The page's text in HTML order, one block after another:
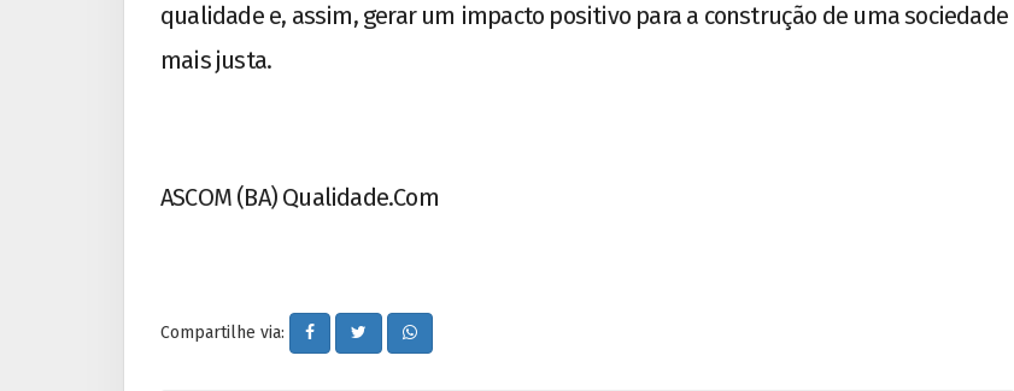
qualidade e, assim, gerar um impacto positivo para a construção de uma sociedade
mais justa.
ASCOM (BA) Qualidade.Com
Compartilhe via: